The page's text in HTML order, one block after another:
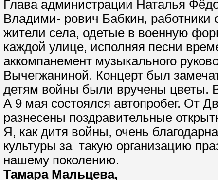
Глава администрации Наталья
Владими- рович Бабкин, работники
жители села, одетые в военную
каждой улице, исполняя песни
аккомпанемент музыкального
Вычегжаниной. Концерт был
детям войны были вручены
А 9 мая состоялся автопробег. От
разнесены поздравительные
Я, как дитя войны, очень
культуры за такую организацию
нашему поколению.
Тамара Мальцева,